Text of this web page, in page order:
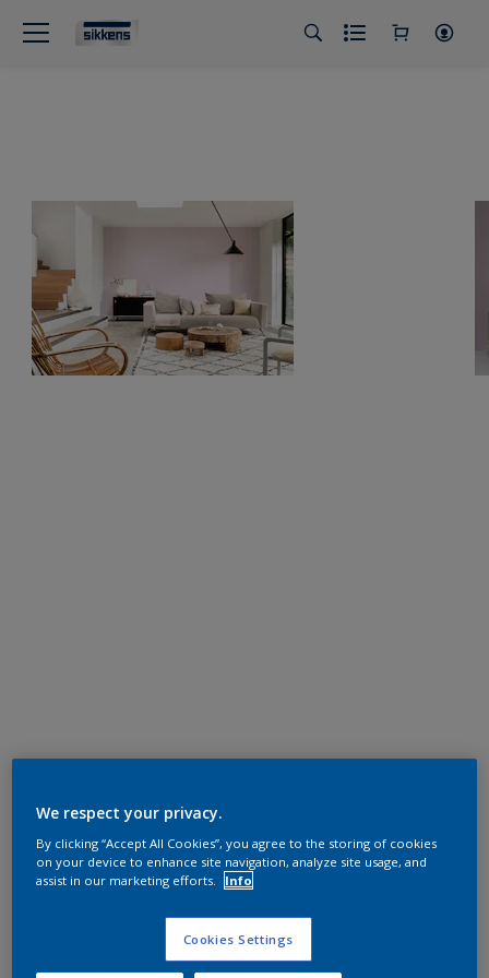
We respect your privacy.
By clicking “Accept All Cookies”, you agree to the storing of cookies
on your device to enhance site navigation, analyze site usage, and
assist in our marketing efforts.
Info
Cookies Settings